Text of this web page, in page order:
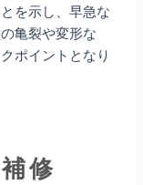
を示し、早急な
亀裂や変形な
ポイントとなり
修